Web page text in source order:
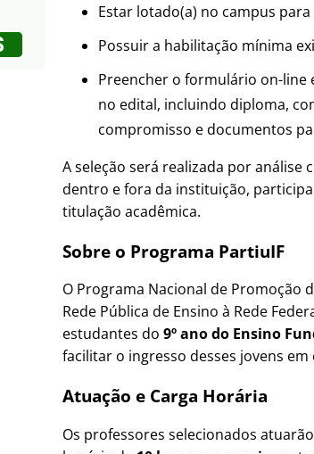
Estar lotado(a) no campus
Possuir a habilitação mínima
Preencher o formulário on-line
no edital, incluindo diploma,
compromisso e documentos
A seleção será realizada por
dentro e fora da instituição,
titulação acadêmica.
Sobre o Programa PartiuIF
O Programa Nacional de Promoção
Rede Pública de Ensino à Rede
estudantes do 9º ano do Ensino
facilitar o ingresso desses jovens
Atuação e Carga Horária
Os professores selecionados